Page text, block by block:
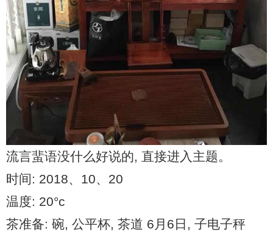
流言蜚语没什么好说的, 直接进入主题。
时间: 2018、10、20
温度: 20°c
茶准备: 碗, 公平杯, 茶道 6月6日, 子电子秤